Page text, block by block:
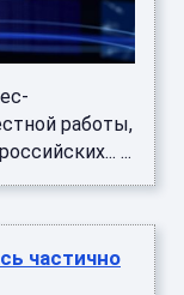
работы,
...
частично